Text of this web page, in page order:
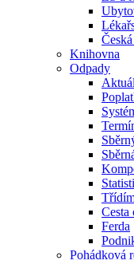
Knihovna
Odpady
Cesta
Ferda
Pohádková